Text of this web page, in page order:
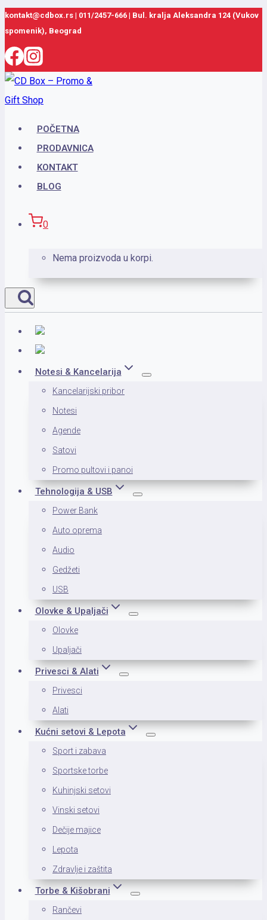
Skip
to
content
kontakt@cdbox.rs | 011/2457-666 | Bul. kralja Aleksandra 124 (Vukov
spomenik), Beograd
POČETNA
PRODAVNICA
KONTAKT
BLOG
0
Nema proizvoda u korpi.
Notesi & Kancelarija
Kancelarijski pribor
Notesi
Agende
Satovi
Promo pultovi i panoi
Tehnologija & USB
Power Bank
Auto oprema
Audio
Gedžeti
USB
Olovke & Upaljači
Olovke
Upaljači
Privesci & Alati
Privesci
Alati
Kućni setovi & Lepota
Sport i zabava
Sportske torbe
Kuhinjski setovi
Vinski setovi
Dečije majice
Lepota
Zdravlje i zaštita
Torbe & Kišobrani
Rančevi